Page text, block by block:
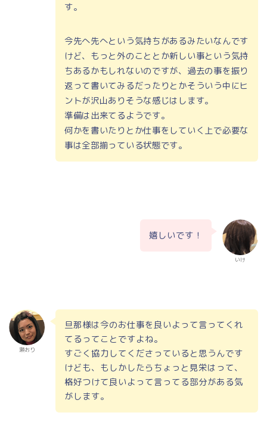
す。
今先へ先へという気持ちがあるみたいなんです
けど、もっと外のこととか新しい事という気持
ちあるかもしれないのですが、過去の事を振り
返って書いてみるだったりとかそういう中にヒ
ントが沢山ありそうな感じはします。
準備は出来てるようです。
何かを書いたりとか仕事をしていく上で必要な
事は全部揃っている状態です。
いけ
嬉しいです！
瀬おり
旦那様は今のお仕事を良いよって言ってくれ
てるってことですよね。
すごく協力してくださっていると思うんです
けども、もしかしたらちょっと見栄はって、
格好つけて良いよって言ってる部分がある気
がします。